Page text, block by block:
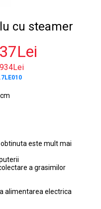
cu steamer
este mult mai
a grasimilor
alimentarea electrica